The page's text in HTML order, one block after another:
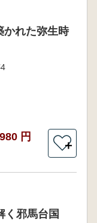
かれた弥生時
円
＋
く邪馬台国